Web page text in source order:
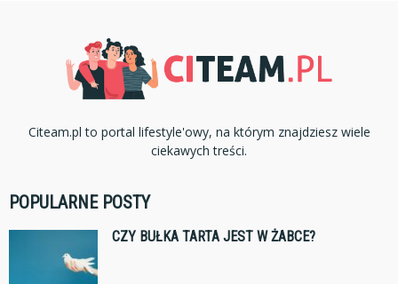
Citeam.pl to portal lifestyle'owy, na którym znajdziesz wiele
ciekawych treści.
POPULARNE POSTY
CZY BUŁKA TARTA JEST W ŻABCE?